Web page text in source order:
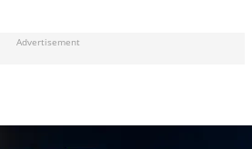
Advertisement